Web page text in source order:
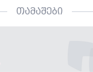
თამაშები